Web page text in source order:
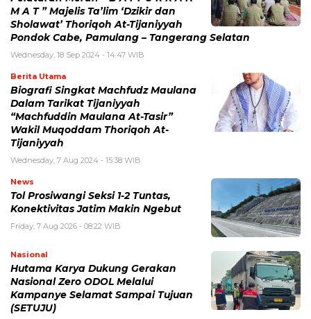
M A T ” Majelis Ta’lim ‘Dzikir dan
Sholawat’ Thoriqoh At-Tijaniyyah
Pondok Cabe, Pamulang – Tangerang Selatan
Wednesday, 18 Sep 2024 - 14:47 WIB
Berita Utama
Biografi Singkat Machfudz Maulana
Dalam Tarikat Tijaniyyah
“Machfuddin Maulana At-Tasir”
Wakil Muqoddam Thoriqoh At-
Tijaniyyah
Wednesday, 7 Aug 2024 - 15:38 WIB
News
Tol Prosiwangi Seksi 1-2 Tuntas,
Konektivitas Jatim Makin Ngebut
Friday, 7 Aug 2026 - 08:22 WIB
Nasional
Hutama Karya Dukung Gerakan
Nasional Zero ODOL Melalui
Kampanye Selamat Sampai Tujuan
(SETUJU)